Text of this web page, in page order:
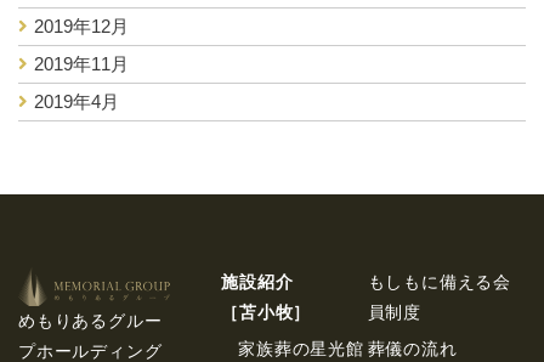
2019年12月
2019年11月
2019年4月
めもりあるグルー
プホールディング
施設紹介
［苫⼩牧］
家族葬の星光館
もしもに備える会
員制度
葬儀の流れ